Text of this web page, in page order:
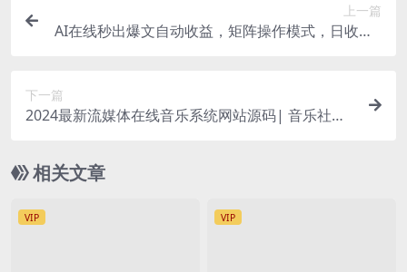
上一篇
AI在线秒出爆文自动收益，矩阵操作模式，日收益1
下一篇
2024最新流媒体在线音乐系统网站源码| 音乐社区
相关文章
VIP VIP